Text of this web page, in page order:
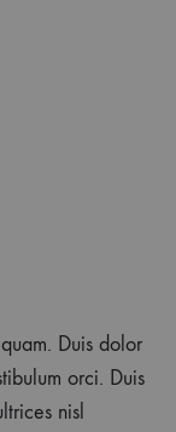
Duis dolor
orci. Duis
nisl